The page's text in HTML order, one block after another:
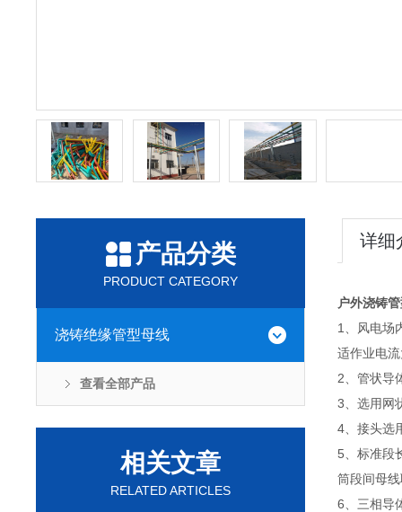
产品分类
PRODUCT CATEGORY
浇铸绝缘管型母线
查看全部产品
相关文章
RELATED ARTICLES
详细
户外浇铸
1、风电场
适作业电
2、管状导
3、选用网
4、接头选
5、标准段
筒段间母
6、三相导